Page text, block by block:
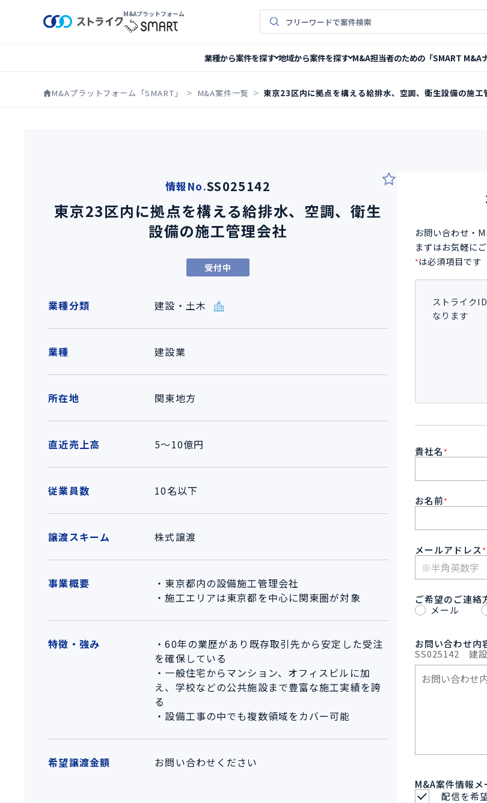
M&Aプラットフォーム 案件検索
業種から案件を探す 地域から案件を探す M&A担当者のための「SMART M&A
M&Aプラットフォーム「SMART」 M&A案件一覧 東京23区内に拠点を構える給排水、空調、衛生設備の施工
情報No.SS025142
東京23区内に拠点を構える給排水、空調、衛生
設備の施工管理会社
受付中
業種分類 建設・土木
業種 建設業
所在地 関東地方
直近売上高 5～10億円
従業員数 10名以下
譲渡スキーム 株式譲渡
事業概要
・東京都内の設備施工管理会社
・施工エリアは東京都を中心に関東圏が対象
特徴・強み
・60年の業歴があり既存取引先から安定した受注
を確保している
・一般住宅からマンション、オフィスビルに加
え、学校などの公共施設まで豊富な施工実績を誇
る
・設備工事の中でも複数領域をカバー可能
希望譲渡金額 お問い合わせください
お問い合わせ・
まずはお気軽に
*は必須項目です
ストライク
なります
貴社名 *
お名前*
メールアドレス *
ご希望のご連絡
メール
お問い合わせ内
SS025142 建
M&A案件情報メ
配信を希